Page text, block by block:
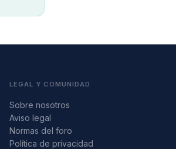
LEGAL Y COMUNIDAD
Sobre nosotros
Aviso legal
Normas del foro
Política de privacidad